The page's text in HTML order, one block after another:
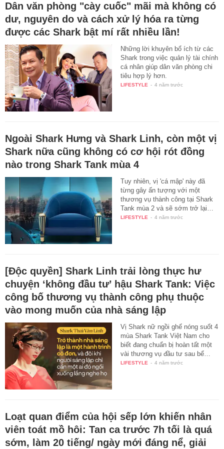
Dân văn phòng "cày cuốc" mãi mà không có
dư, nguyên do và cách xử lý hóa ra từng
được các Shark bật mí rất nhiều lần!
Những lời khuyên bổ ích từ các
Shark trong việc quản lý tài chính
cá nhân giúp dân văn phòng chi
tiêu hợp lý hơn.
LIFESTYLE - 4 năm trước
Ngoài Shark Hưng và Shark Linh, còn một vị
Shark nữa cũng không có cơ hội rót đồng
nào trong Shark Tank mùa 4
Tuy nhiên, vị 'cá mập' này đã
từng gây ấn tượng với một
thương vụ thành công tại Shark
Tank mùa 2 và sẽ sớm trở lại…
LIFESTYLE - 4 năm trước
[Độc quyền] Shark Linh trải lòng thực hư
chuyện ‘không đầu tư’ hậu Shark Tank: Việc
công bố thương vụ thành công phụ thuộc
vào mong muốn của nhà sáng lập
Vị Shark nữ ngồi ghế nóng suốt 4
mùa Shark Tank Việt Nam cho
biết đang chuẩn bị hoàn tất một
vài thương vụ đầu tư sau bể…
LIFESTYLE - 4 năm trước
Loạt quan điểm của hội sếp lớn khiến nhân
viên toát mồ hôi: Tan ca trước 7h tối là quá
sớm, làm 20 tiếng/ ngày mới đáng nể, giải